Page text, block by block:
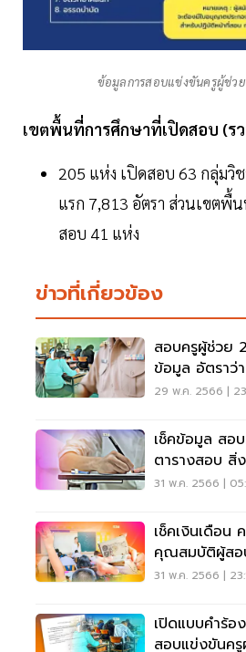
ข้อมูลการสอบแข่งขันครูผู้ช่ว
เขตพื้นที่การศึกษาที่เปิดสอบ (ร
205 แห่ง เปิดสอบ 63 กลุ่มวิ
แรก 7,813 อัตรา ส่วนเขตพื้
สอบ 41 แห่ง
ข่าวที่เกี่ยวข้อง
สอบครูผู้ช่วย
ข้อมูล อัตราว่
ประกาศผล
29 พ.ค. 2566 |
เช็คข้อมูล สอ
ตารางสอบ สิ่
สอบ
31 พ.ค. 2566 |
เช็คเงินเดือน
คุณสมบัติผู้สอ
สิทธิ์
31 พ.ค. 2566 |
เปิดแบบคำร้อ
สอบแข่งขันค